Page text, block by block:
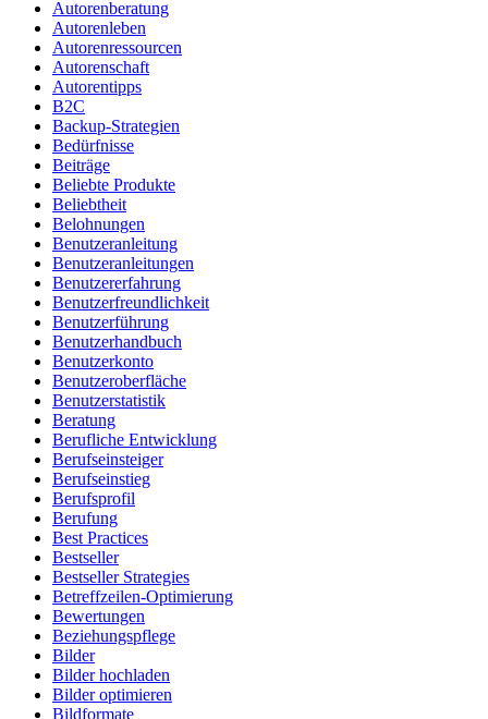
Autorenberatung
Autorenleben
Autorenressourcen
Autorenschaft
Autorentipps
B2C
Backup-Strategien
Bedürfnisse
Beiträge
Beliebte Produkte
Beliebtheit
Belohnungen
Benutzeranleitung
Benutzeranleitungen
Benutzererfahrung
Benutzerfreundlichkeit
Benutzerführung
Benutzerhandbuch
Benutzerkonto
Benutzeroberfläche
Benutzerstatistik
Beratung
Berufliche Entwicklung
Berufseinsteiger
Berufseinstieg
Berufsprofil
Berufung
Best Practices
Bestseller
Bestseller Strategies
Betreffzeilen-Optimierung
Bewertungen
Beziehungspflege
Bilder
Bilder hochladen
Bilder optimieren
Bildformate